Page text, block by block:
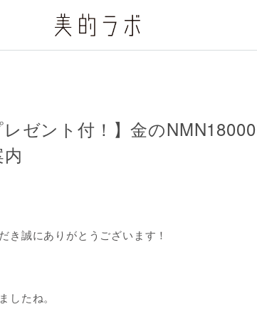
レゼント付！】金の
き誠にありがとうございます！
したね。